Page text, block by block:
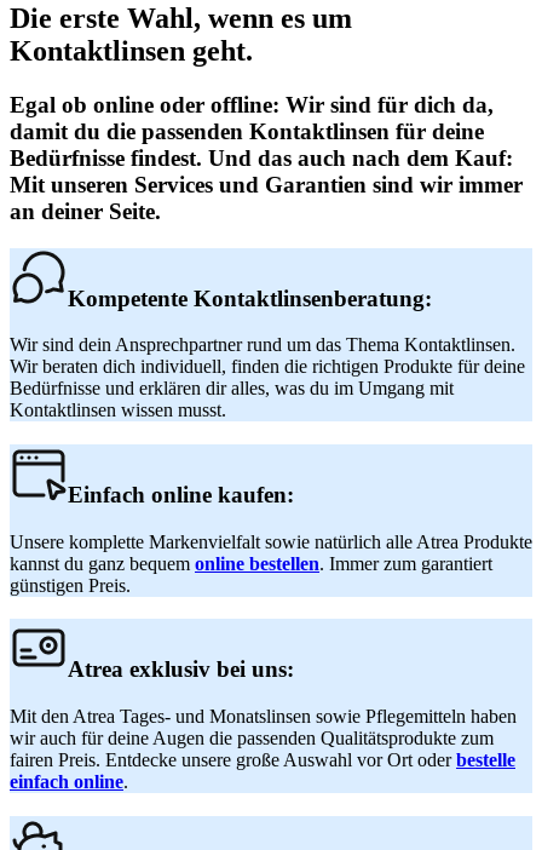
Die erste Wahl, wenn es um
Kontaktlinsen geht.
Egal ob online oder offline: Wir sind für dich da,
damit du die passenden Kontaktlinsen für deine
Bedürfnisse findest. Und das auch nach dem Kauf:
Mit unseren Services und Garantien sind wir immer
an deiner Seite.
Kompetente Kontaktlinsenberatung:
Wir sind dein Ansprechpartner rund um das Thema Kontaktlinsen.
Wir beraten dich individuell, finden die richtigen Produkte für deine
Bedürfnisse und erklären dir alles, was du im Umgang mit
Kontaktlinsen wissen musst.
Einfach online kaufen:
Unsere komplette Markenvielfalt sowie natürlich alle Atrea Produkte
kannst du ganz bequem online bestellen. Immer zum garantiert
günstigen Preis.
Atrea exklusiv bei uns:
Mit den Atrea Tages- und Monatslinsen sowie Pflegemitteln haben
wir auch für deine Augen die passenden Qualitätsprodukte zum
fairen Preis. Entdecke unsere große Auswahl vor Ort oderbestelle
einfach online.